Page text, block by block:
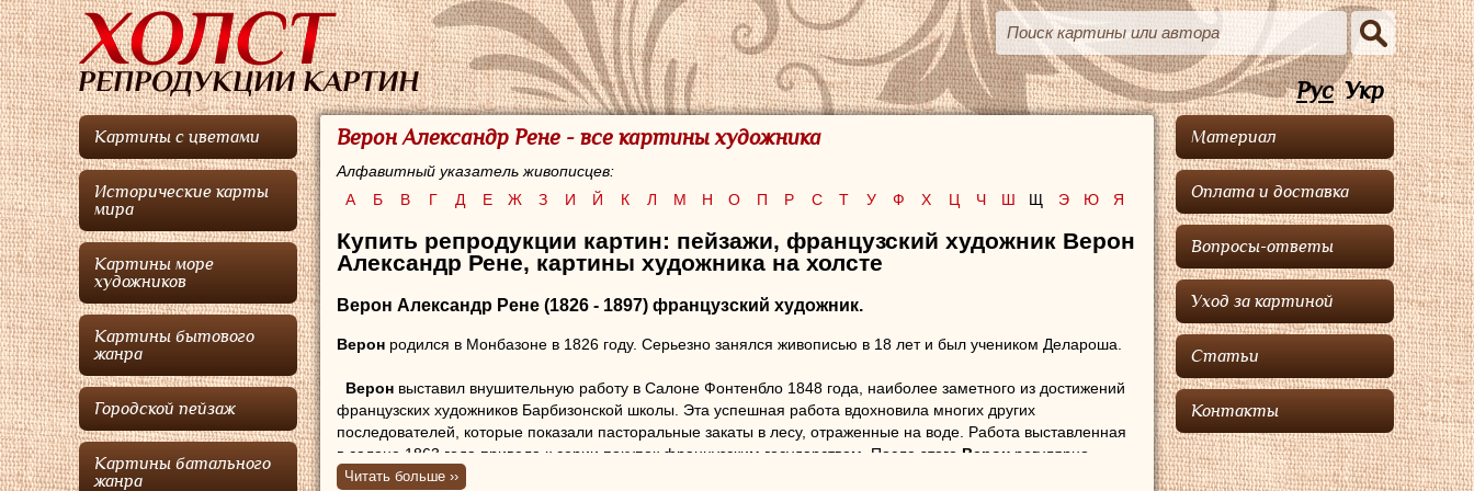
Рус Укр
Картины с цветами
Исторические карты
мира
Картины море
художников
Картины бытового
жанра
Городской пейзаж
Картины батального
жанра
Верон Александр Рене - все картины художника
Алфавитный указатель живописцев:
А
Б В Г Д Е Ж З И Й К Л М Н О П Р С Т У Ф Х Ц Ч Ш Щ Э Ю Я
Купить репродукции картин: пейзажи, французский художник Верон
Александр Рене, картины художника на холсте
Верон Александр Рене (1826 - 1897) французский художник.
Верон родился в Монбазоне в 1826 году. Серьезно занялся живописью в 18 лет и был учеником Делароша.
Верон выставил внушительную работу в Салоне Фонтенбло 1848 года, наиболее заметного из достижений
французских художников Барбизонской школы. Эта успешная работа вдохновила многих других
последователей, которые показали пасторальные закаты в лесу, отраженные на воде. Работа выставленная
в салоне 1863 года привела к серии покупок французским государством. После этого Верон регулярно
выставлялся в Салоне.
Читать больше ››
Материал
Оплата и доставка
Вопросы-ответы
Уход за картиной
Статьи
Контакты